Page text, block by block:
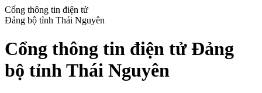
Cổng thông tin điện tử
Đảng bộ tỉnh Thái Nguyên
Cổng thông tin điện tử Đảng
bộ tỉnh Thái Nguyên